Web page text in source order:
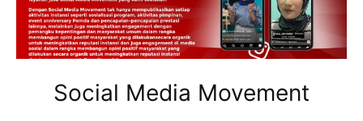
Social Media Movement